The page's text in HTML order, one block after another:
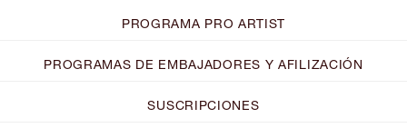
PROGRAMA PRO ARTIST
PROGRAMAS DE EMBAJADORES Y AFILIZACIÓN
SUSCRIPCIONES